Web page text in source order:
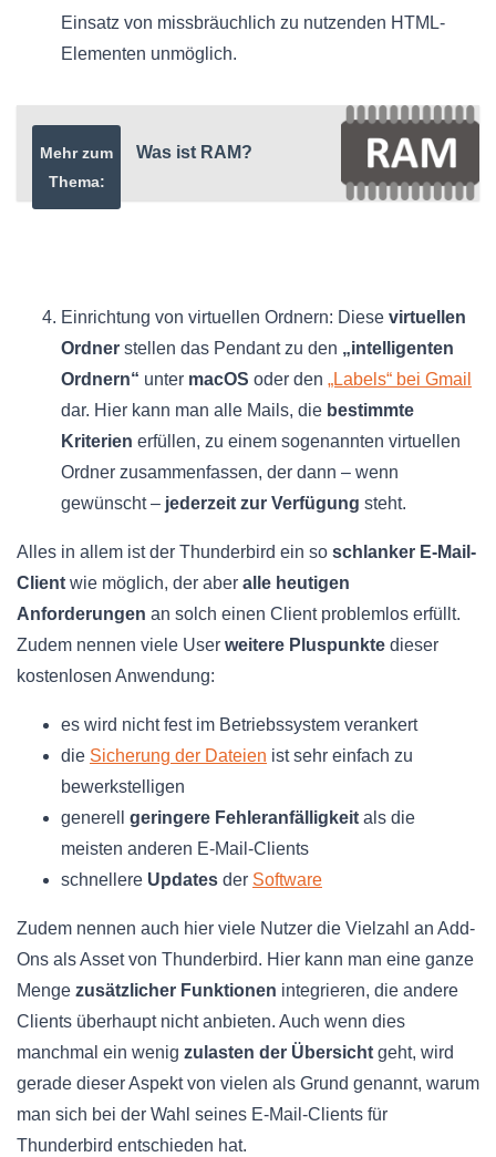
Einsatz von missbräuchlich zu nutzenden HTML-
Elementen unmöglich.
Mehr zum
Thema:
Was ist RAM?
Einrichtung von virtuellen Ordnern: Diese virtuellen
Ordner stellen das Pendant zu den „intelligenten
Ordnern“ unter macOS oder den „Labels“ bei Gmail
dar. Hier kann man alle Mails, die bestimmte
Kriterien erfüllen, zu einem sogenannten virtuellen
Ordner zusammenfassen, der dann – wenn
gewünscht – jederzeit zur Verfügung steht.
Alles in allem ist der Thunderbird ein so schlanker E-Mail-
Client wie möglich, der aber alle heutigen
Anforderungen an solch einen Client problemlos erfüllt.
Zudem nennen viele User weitere Pluspunkte dieser
kostenlosen Anwendung:
es wird nicht fest im Betriebssystem verankert
die Sicherung der Dateien ist sehr einfach zu
bewerkstelligen
generell geringere Fehleranfälligkeit als die
meisten anderen E-Mail-Clients
schnellere Updates der Software
Zudem nennen auch hier viele Nutzer die Vielzahl an Add-
Ons als Asset von Thunderbird. Hier kann man eine ganze
Menge zusätzlicher Funktionen integrieren, die andere
Clients überhaupt nicht anbieten. Auch wenn dies
manchmal ein wenig zulasten der Übersicht geht, wird
gerade dieser Aspekt von vielen als Grund genannt, warum
man sich bei der Wahl seines E-Mail-Clients für
Thunderbird entschieden hat.